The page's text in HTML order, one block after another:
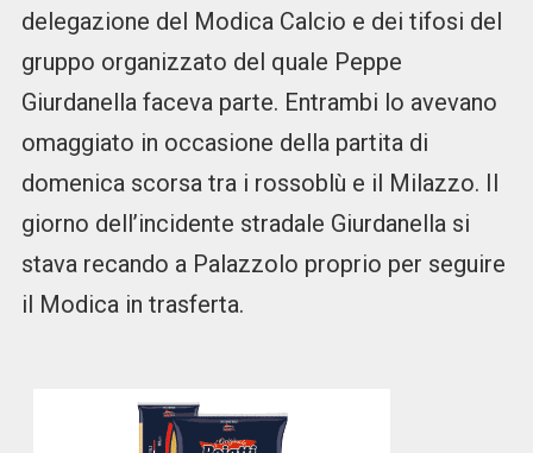
delegazione del Modica Calcio e dei tifosi del
gruppo organizzato del quale Peppe
Giurdanella faceva parte. Entrambi lo avevano
omaggiato in occasione della partita di
domenica scorsa tra i rossoblù e il Milazzo. Il
giorno dell’incidente stradale Giurdanella si
stava recando a Palazzolo proprio per seguire
il Modica in trasferta.